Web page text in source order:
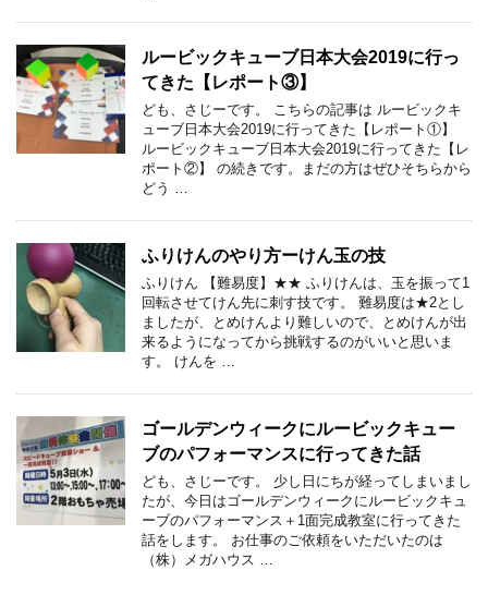
ルービックキューブ日本大会2019に行っ
てきた【レポート③】
ども、さじーです。 こちらの記事は ルービックキ
ューブ日本大会2019に行ってきた【レポート①】
ルービックキューブ日本大会2019に行ってきた【レ
ポート②】 の続きです。まだの方はぜひそちらから
どう …
ふりけんのやり方ーけん玉の技
ふりけん 【難易度】★★ ふりけんは、玉を振って1
回転させてけん先に刺す技です。 難易度は★2とし
ましたが、とめけんより難しいので、とめけんが出
来るようになってから挑戦するのがいいと思いま
す。 けんを …
ゴールデンウィークにルービックキュー
ブのパフォーマンスに行ってきた話
ども、さじーです。 少し日にちが経ってしまいまし
たが、今日はゴールデンウィークにルービックキュ
ーブのパフォーマンス＋1面完成教室に行ってきた
話をします。 お仕事のご依頼をいただいたのは
（株）メガハウス …